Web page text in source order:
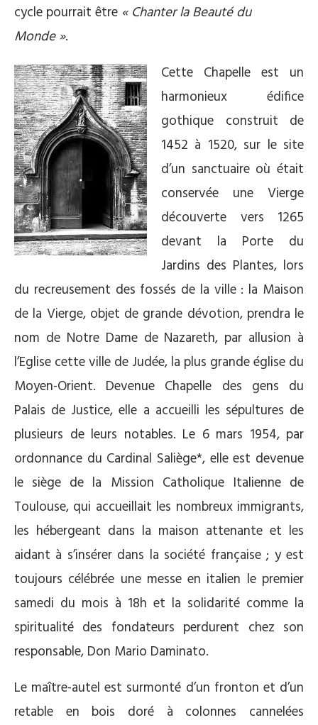
cycle pourrait être «Chanter la Beauté du
Monde ».
Cette Chapelle est un
harmonieux édifice
gothique construit de
1452 à 1520, sur le site
d’un sanctuaire où était
conservée une Vierge
découverte vers 1265
devant la Porte du
Jardins des Plantes, lors
du recreusement des fossés de la ville : la Maison
de la Vierge, objet de grande dévotion, prendra le
nom de Notre Dame de Nazareth, par allusion à
l’Eglise cette ville de Judée, la plus grande église du
Moyen-Orient. Devenue Chapelle des gens du
Palais de Justice, elle a accueilli les sépultures de
plusieurs de leurs notables. Le 6 mars 1954, par
ordonnance du Cardinal Saliège*, elle est devenue
le siège de la Mission Catholique Italienne de
Toulouse, qui accueillait les nombreux immigrants,
les hébergeant dans la maison attenante et les
aidant à s’insérer dans la société française ; y est
toujours célébrée une messe en italien le premier
samedi du mois à 18h et la solidarité comme la
spiritualité des fondateurs perdurent chez son
responsable, Don Mario Daminato.
Le maître-autel est surmonté d’un fronton et d’un
retable en bois doré à colonnes cannelées